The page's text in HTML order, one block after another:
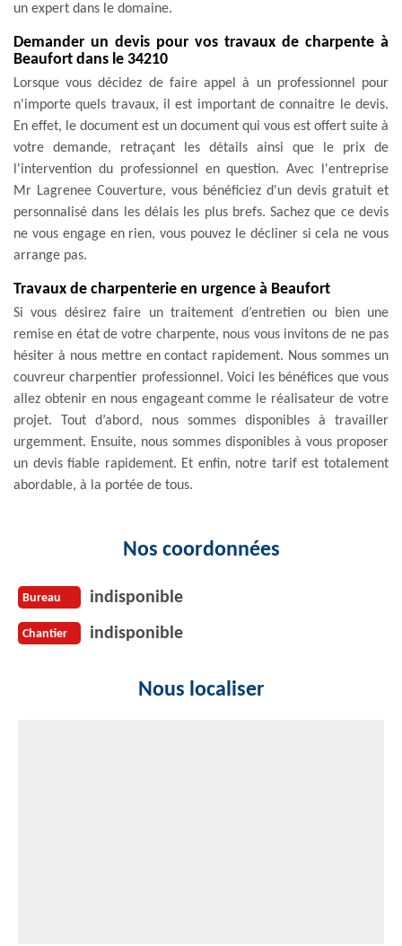
un expert dans le domaine.
Demander un devis pour vos travaux de charpente à
Beaufort dans le 34210
Lorsque vous décidez de faire appel à un professionnel pour
n'importe quels travaux, il est important de connaitre le devis.
En effet, le document est un document qui vous est offert suite à
votre demande, retraçant les détails ainsi que le prix de
l'intervention du professionnel en question. Avec l'entreprise
Mr Lagrenee Couverture, vous bénéficiez d'un devis gratuit et
personnalisé dans les délais les plus brefs. Sachez que ce devis
ne vous engage en rien, vous pouvez le décliner si cela ne vous
arrange pas.
Travaux de charpenterie en urgence à Beaufort
Si vous désirez faire un traitement d’entretien ou bien une
remise en état de votre charpente, nous vous invitons de ne pas
hésiter à nous mettre en contact rapidement. Nous sommes un
couvreur charpentier professionnel. Voici les bénéfices que vous
allez obtenir en nous engageant comme le réalisateur de votre
projet. Tout d’abord, nous sommes disponibles à travailler
urgemment. Ensuite, nous sommes disponibles à vous proposer
un devis fiable rapidement. Et enfin, notre tarif est totalement
abordable, à la portée de tous.
Nos coordonnées
Bureau indisponible
Chantier indisponible
Nous localiser